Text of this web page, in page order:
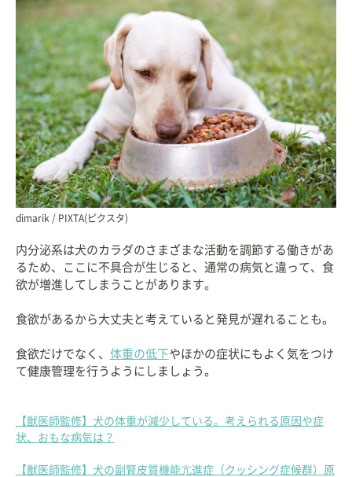
dimarik / PIXTA(ピクスタ)
内分泌系は犬のカラダのさまざまな活動を調節する働きがあ
るため、ここに不具合が生じると、通常の病気と違って、食
欲が増進してしまうことがあります。
食欲があるから大丈夫と考えていると発見が遅れることも。
食欲だけでなく、 体重の低下やほかの症状にもよく気をつけ
て健康管理を行うようにしましょう。
【獣医師監修】犬の体重が減少している。考えられる原因や症
状、おもな病気は？
【獣医師監修】犬の副腎皮質機能亢進症（クッシング症候群）原